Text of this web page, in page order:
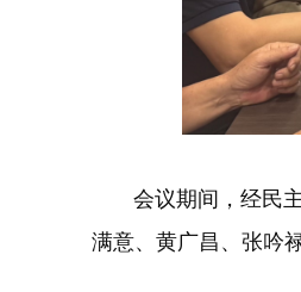
会议期间，经民主
满意、黄广昌、张吟